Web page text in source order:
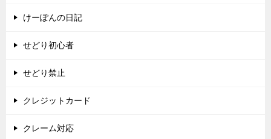
けーぽんの日記
せどり初心者
せどり禁止
クレジットカード
クレーム対応